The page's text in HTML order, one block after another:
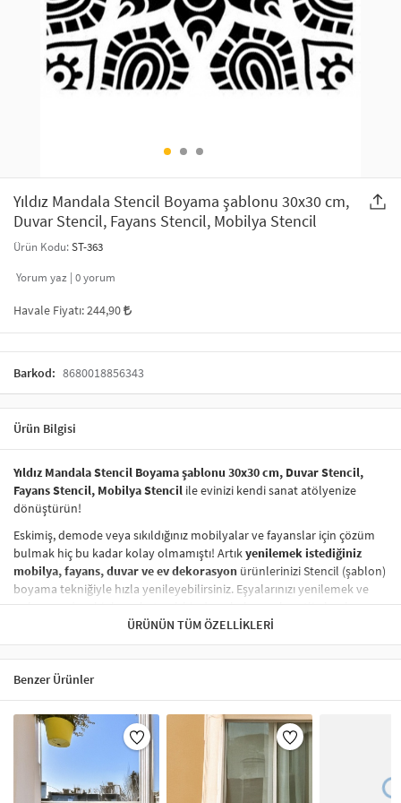
SAÇ AKSESUARLARI
GELİN / DÜĞÜN AKSESUARLARI
ŞAL VE FULAR
ODA KOKUSU VE MUM
PARTİ SÜSLERİ
YILBAŞI ÜRÜNLERİ
Yıldız Mandala Stencil Boyama şablonu 30x30 cm,
Duvar Stencil, Fayans Stencil, Mobilya Stencil
Ürün Kodu:ST-363
Yorum yaz | 0yorum
Havale Fiyatı:244,90
Barkod: 8680018856343
Ürün Bilgisi
Yıldız Mandala Stencil Boyama şablonu 30x30 cm, Duvar Stencil,
Fayans Stencil, Mobilya Stencil ile evinizi kendi sanat atölyenize
dönüştürün!
Eskimiş, demode veya sıkıldığınız mobilyalar ve fayanslar için çözüm
bulmak hiç bu kadar kolay olmamıştı! Artıkyenilemek istediğiniz
mobilya, fayans, duvar ve ev dekorasyon ürünlerinizi Stencil (şablon)
boyama tekniğiyle hızla yenileyebilirsiniz. Eşyalarınızı yenilemek ve
onlaramodern bir hava katmakhiç de pahalı ve zahmetli olmak
zorunda değil! Stencil şablonları, dilediğiniz her yüzeye pratik bir
şekildedesen uygulamanızısağlar ve mobilyalarınızın, duvarlarınızın,
kumaşlarınızın görünümünü anında değiştirebilir.
Çocuğunuzun dolabına, mutfak fayanslarına,
kumaşlara bile bant yardımıyla sabitleyip, istediğiniz renklerle
boyama yapabilirsiniz. Evinizi,
kişisel zevkinizle özelleştirebilir
boyama seti ile yaratıcı projeler gerçekleştirebilirsiniz.El işi ve ev
dekorasyonu
sevenler için stencil, kolayca uygulanabilecek eğlenceli
ve etkili bir aktivitedir.
ÜRÜNÜN TÜM ÖZELLIKLERI
Benzer Ürünler